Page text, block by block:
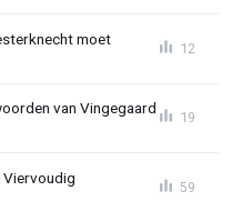
moet
12
van Vingegaard
19
59